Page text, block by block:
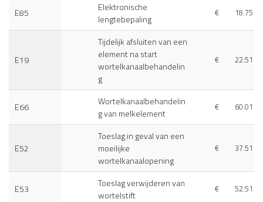
E85
Elektronische
lengtebepaling
€ 18.75
E19
Tijdelijk afsluiten van een
element na start
wortelkanaalbehandelin
g
€ 22.51
E66
Wortelkanaalbehandelin
g van melkelement
€ 60.01
E52
Toeslag in geval van een
moeilijke
wortelkanaalopening
€ 37.51
E53
Toeslag verwijderen van
wortelstift
€ 52.51